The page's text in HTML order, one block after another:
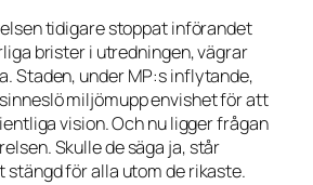
tidigare stoppat införandet
brister i utredningen, vägrar
Staden, under MP:s inflytande,
miljömupp envishet för att
vision. Och nu ligger frågan
Skulle de säga ja, står
stängd för alla utom de rikaste.